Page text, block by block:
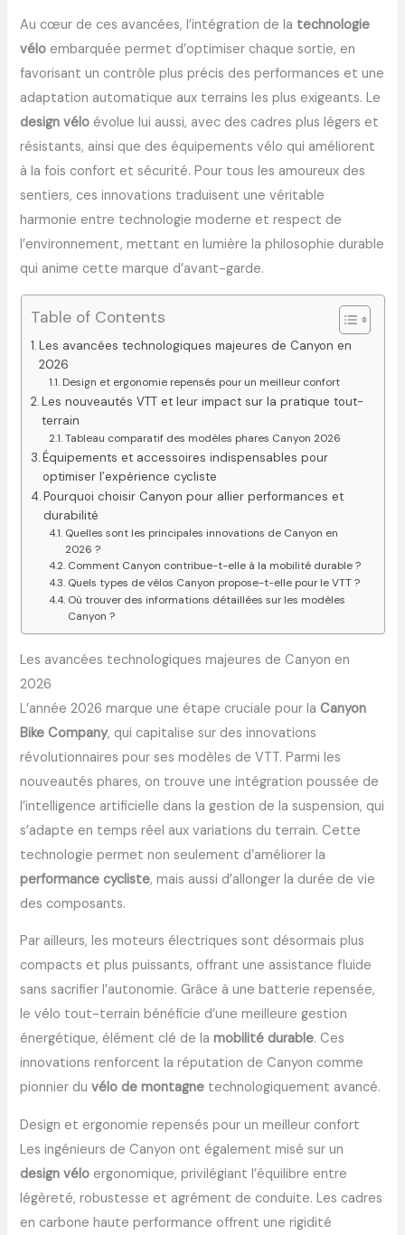
Au cœur de ces avancées, l’intégration de la technologie
vélo embarquée permet d’optimiser chaque sortie, en
favorisant un contrôle plus précis des performances et une
adaptation automatique aux terrains les plus exigeants. Le
design vélo évolue lui aussi, avec des cadres plus légers et
résistants, ainsi que des équipements vélo qui améliorent
à la fois confort et sécurité. Pour tous les amoureux des
sentiers, ces innovations traduisent une véritable
harmonie entre technologie moderne et respect de
l’environnement, mettant en lumière la philosophie durable
qui anime cette marque d’avant-garde.
Table of Contents
Les avancées technologiques majeures de Canyon en
2026
Design et ergonomie repensés pour un meilleur confort
Les nouveautés VTT et leur impact sur la pratique tout-
terrain
Tableau comparatif des modèles phares Canyon 2026
Équipements et accessoires indispensables pour
optimiser l’expérience cycliste
Pourquoi choisir Canyon pour allier performances et
durabilité
Quelles sont les principales innovations de Canyon en
2026 ?
Comment Canyon contribue-t-elle à la mobilité durable ?
Quels types de vélos Canyon propose-t-elle pour le VTT ?
Où trouver des informations détaillées sur les modèles
Canyon ?
Les avancées technologiques majeures de Canyon en
2026
L’année 2026 marque une étape cruciale pour laCanyon
Bike Company, qui capitalise sur des innovations
révolutionnaires pour ses modèles de VTT. Parmi les
nouveautés phares, on trouve une intégration poussée de
l’intelligence artificielle dans la gestion de la suspension, qui
s’adapte en temps réel aux variations du terrain. Cette
technologie permet non seulement d’améliorer la
performance cycliste, mais aussi d’allonger la durée de vie
des composants.
Par ailleurs, les moteurs électriques sont désormais plus
compacts et plus puissants, offrant une assistance fluide
sans sacrifier l’autonomie. Grâce à une batterie repensée,
le vélo tout-terrain bénéficie d’une meilleure gestion
énergétique, élément clé de lamobilité durable. Ces
innovations renforcent la réputation de Canyon comme
pionnier duvélo de montagne technologiquement avancé.
Design et ergonomie repensés pour un meilleur confort
Les ingénieurs de Canyon ont également misé sur un
design vélo ergonomique, privilégiant l’équilibre entre
légèreté, robustesse et agrément de conduite. Les cadres
en carbone haute performance offrent une rigidité